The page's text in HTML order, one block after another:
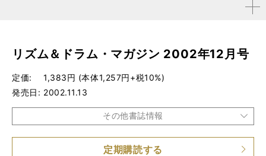
拡大す
リズム＆ドラム・マガジン 2002年12月号
定価
1,383円 (本体1,257円+税10%)
発売日
2002.11.13
その他書誌情報
定期購読する